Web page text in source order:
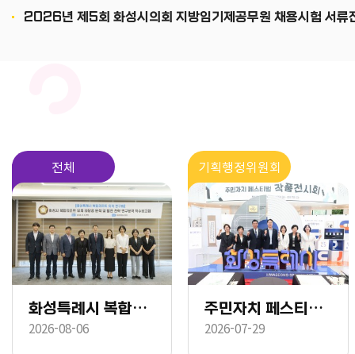
전체
화성특례시 복합리조트 유치 연구회 착수보고회
2026-08-06
기획행정위원회
주민자치 페스티벌 작품전시회
2026-07-29